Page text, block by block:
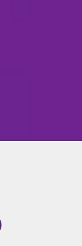
agência de